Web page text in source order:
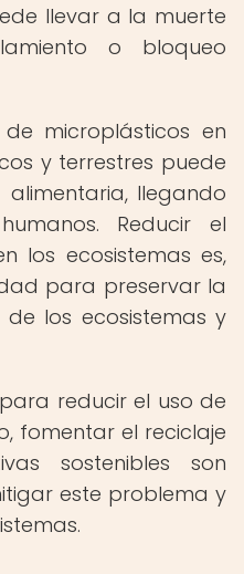
llevar a la muerte
o bloqueo
microplásticos en
y terrestres puede
llegando
Reducir el
los ecosistemas es,
para preservar la
los ecosistemas y
reducir el uso de
fomentar el reciclaje
sostenibles son
este problema y